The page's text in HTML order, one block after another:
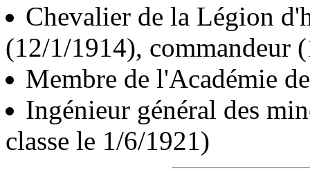
Chevalier de la Légion
(12/1/1914), commandeur
Membre de l'Académie
Ingénieur général des
classe le 1/6/1921)